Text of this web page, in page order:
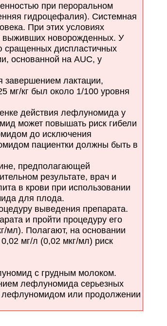
при пероральном
гидроцефалия). Системная
При этих условиях
выживших новорожденных. У
сращенных диспластичных
основанной на AUC, у
завершением лактации,
мг/кг был около 1/100 уровня
действия лефлуномида у
может повышать риск гибели
до исключения
пациентки должны быть в
предполагающей
результате, врач и
в крови при использовании
для плода.
выведения препарата.
и пройти процедуру его
мл). Полагают, на основании
мг/л (0,02 мкг/мл) риск
с грудным молоком.
лефлуномида серьезных
лефлуномидом или продолжении